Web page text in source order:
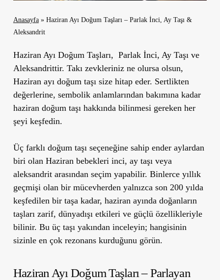
Anasayfa» Haziran Ayı Doğum Taşları – Parlak İnci, Ay Taşı &
Aleksandrit
Haziran Ayı Doğum Taşları, Parlak İnci, Ay Taşı ve
Aleksandrittir. Takı zevkleriniz ne olursa olsun,
Haziran ayı doğum taşı size hitap eder. Sertlikten
değerlerine, sembolik anlamlarından bakımına kadar
haziran doğum taşı hakkında bilinmesi gereken her
şeyi keşfedin.
Üç farklı doğum taşı seçeneğine sahip ender aylardan
biri olan Haziran bebekleri inci, ay taşı veya
aleksandrit arasından seçim yapabilir. Binlerce yıllık
geçmişi olan bir mücevherden yalnızca son 200 yılda
keşfedilen bir taşa kadar, haziran ayında doğanların
taşları zarif, dünyadışı etkileri ve güçlü özellikleriyle
bilinir. Bu üç taşı yakından inceleyin; hangisinin
sizinle en çok rezonans kurduğunu görün.
Haziran Ayı Doğum Taşları – Parlayan